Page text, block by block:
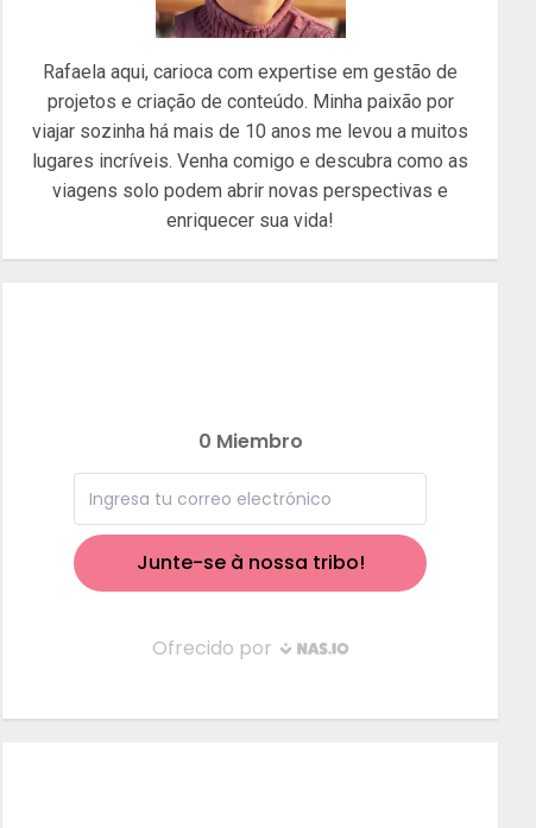
Rafaela aqui, carioca com expertise em gestão de
projetos e criação de conteúdo. Minha paixão por
viajar sozinha há mais de 10 anos me levou a muitos
lugares incríveis. Venha comigo e descubra como as
viagens solo podem abrir novas perspectivas e
enriquecer sua vida!